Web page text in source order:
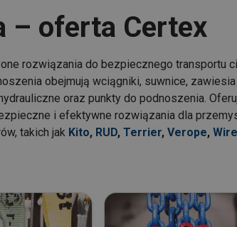
– oferta Certex
rozwiązania do bezpiecznego transportu
obejmują wciągniki, suwnice,
oraz punkty do podnoszenia.
i efektywne rozwiązania dla
takich jak Kito, RUD, Terrier, Verope,